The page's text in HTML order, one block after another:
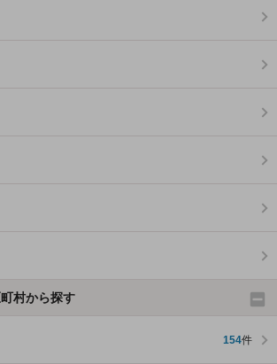
村から探す
154件